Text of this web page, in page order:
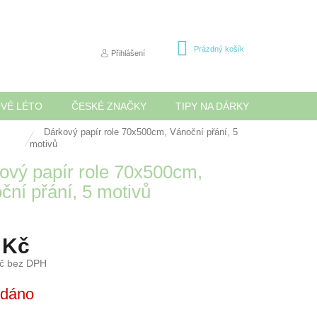
Přihlášení
NÁKUPNÍ
Prázdný košík
LÉTO ČESKÉ ZNAČKY TIPY NA DÁRKY
Dárkový papír role 70x500cm, Vánoční přání, 5
motivů
papír role 70x500cm,
přání, 5 motivů
bez DPH